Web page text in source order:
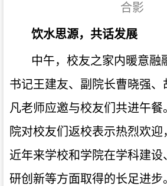
合影
饮水思源，共话发展
中午，校友之家内暖意融
书记王建友、副院长曹晓强、
凡老师应邀与校友们共进午餐
院对校友们返校表示热烈欢迎
近年来学校和学院在学科建
研创新等方面取得的长足进步